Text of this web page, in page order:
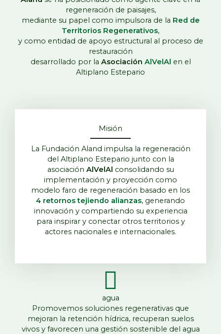
regeneración de paisajes,
mediante su papel como impulsora de la Red de
Territorios Regenerativos,
y como entidad de apoyo estructural al proceso de
restauración
desarrollado por la Asociación AlVelAl en el
Altiplano Estepario
Misión
La Fundación Aland impulsa la regeneración
del Altiplano Estepario junto con la
asociación AlVelAl consolidando su
implementación y proyección como
modelo faro de regeneración basado en los
4 retornos tejiendo alianzas, generando
innovación y compartiendo su experiencia
para inspirar y conectar otros territorios y
actores nacionales e internacionales.
agua
Promovemos soluciones regenerativas que
mejoran la retención hídrica, recuperan suelos
vivos y favorecen una gestión sostenible del agua